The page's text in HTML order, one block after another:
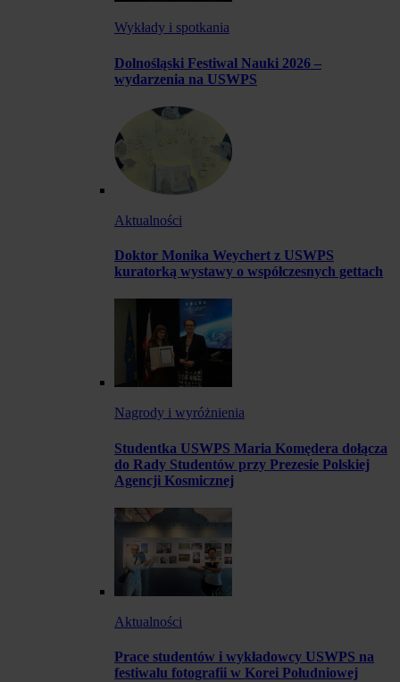
Wykłady i spotkania
Dolnośląski Festiwal Nauki 2026 –
wydarzenia na USWPS
Aktualności
Doktor Monika Weychert z USWPS
kuratorką wystawy o współczesnych gettach
Nagrody i wyróżnienia
Studentka USWPS Maria Komędera dołącza
do Rady Studentów przy Prezesie Polskiej
Agencji Kosmicznej
Aktualności
Prace studentów i wykładowcy USWPS na
festiwalu fotografii w Korei Południowej